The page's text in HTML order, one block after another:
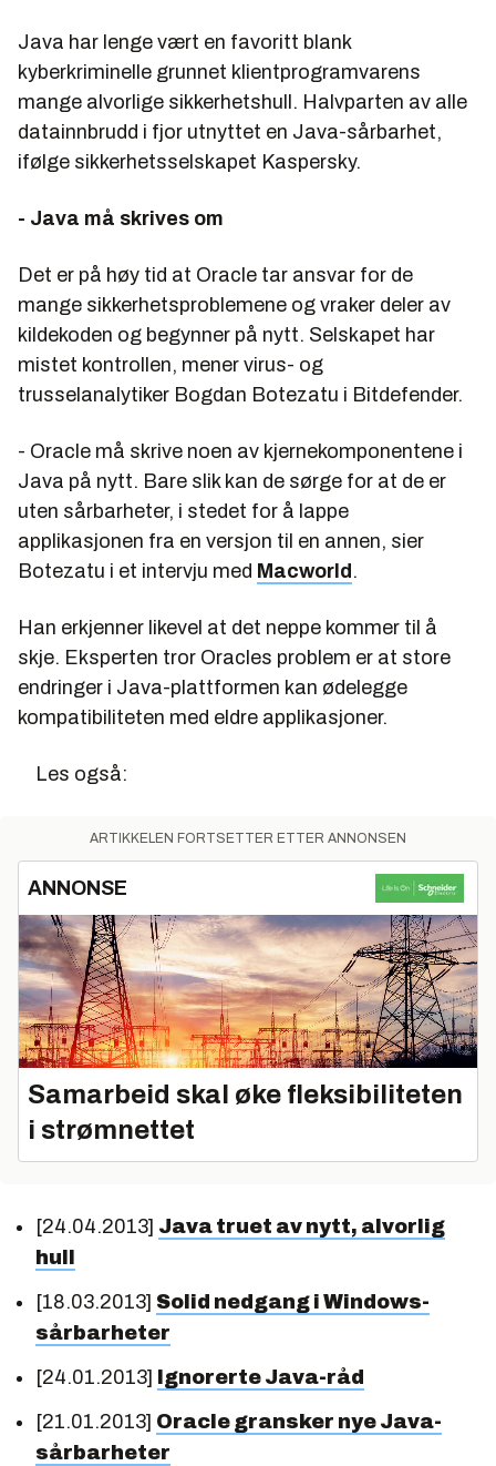
Java har lenge vært en favoritt blank
kyberkriminelle grunnet klientprogramvarens
mange alvorlige sikkerhetshull. Halvparten av alle
datainnbrudd i fjor utnyttet en Java-sårbarhet,
ifølge sikkerhetsselskapet Kaspersky.
- Java må skrives om
Det er på høy tid at Oracle tar ansvar for de
mange sikkerhetsproblemene og vraker deler av
kildekoden og begynner på nytt. Selskapet har
mistet kontrollen, mener virus- og
trusselanalytiker Bogdan Botezatu i Bitdefender.
- Oracle må skrive noen av kjernekomponentene i
Java på nytt. Bare slik kan de sørge for at de er
uten sårbarheter, i stedet for å lappe
applikasjonen fra en versjon til en annen, sier
Botezatu i et intervju med Macworld .
Han erkjenner likevel at det neppe kommer til å
skje. Eksperten tror Oracles problem er at store
endringer i Java-plattformen kan ødelegge
kompatibiliteten med eldre applikasjoner.
Les også:
ARTIKKELEN FORTSETTER ETTER ANNONSEN
ANNONSE
Samarbeid skal øke fleksibiliteten
i strømnettet
[24.04.2013] Java truet av nytt, alvorlig
hull
[18.03.2013] Solid nedgang i Windows-
sårbarheter
[24.01.2013]
Ignorerte Java-råd
[21.01.2013] Oracle gransker nye Java-
sårbarheter